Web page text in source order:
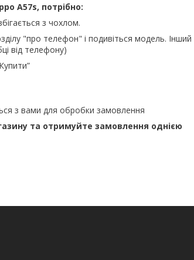
A57s, потрібно:
з чохлом.
"про телефон" і подивіться модель. Інший
від телефону)
з вами для обробки замовлення
та отримуйте замовлення однією